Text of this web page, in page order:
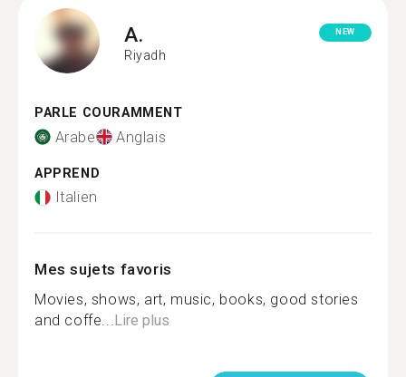
A.
Riyadh
NEW
PARLE COURAMMENT
Arabe Anglais
APPREND
Italien
Mes sujets favoris
Movies, shows, art, music, books, good stories
and coffe...Lire plus